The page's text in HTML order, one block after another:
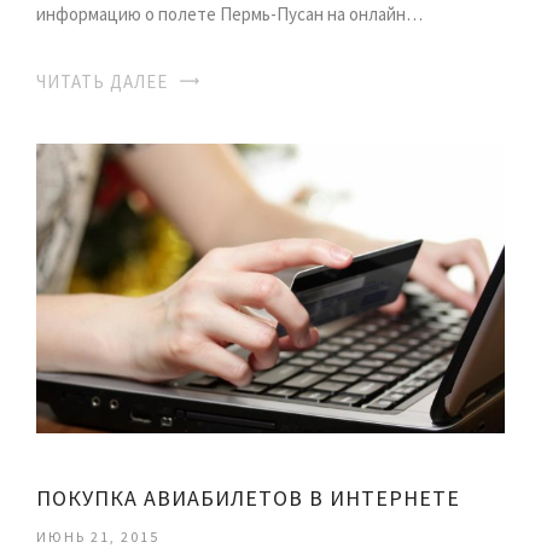
информацию о полете Пермь-Пусан на онлайн…
ЧИТАТЬ ДАЛЕЕ
ПОКУПКА АВИАБИЛЕТОВ В ИНТЕРНЕТЕ
ИЮНЬ 21, 2015